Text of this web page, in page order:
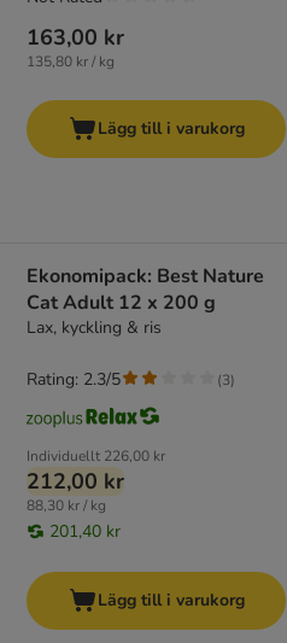
163,00 kr
135,80 kr / kg
Lägg till i varukorg
Ekonomipack: Best Nature
Cat Adult 12 x 200 g
Lax, kyckling & ris
Individuellt 226,00 kr
212,00 kr
88,30 kr / kg
201,40 kr
Rating: 2.3/5 (3)
Lägg till i varukorg